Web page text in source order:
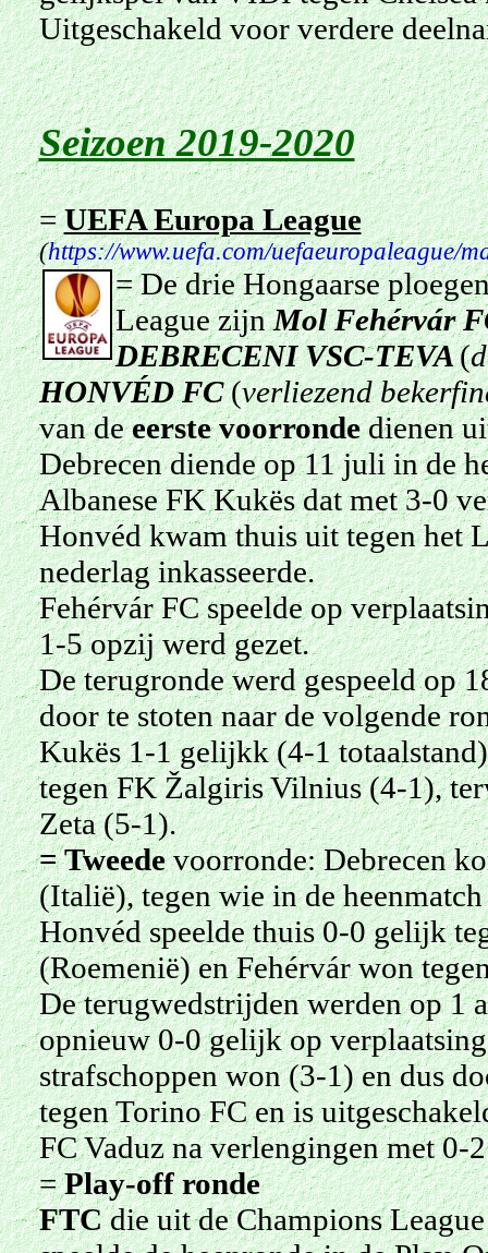
Uitgeschakeld voor verdere
Seizoen 2019-2020
=UEFA Europa League
(https://www.uefa.com/uefaeuropaleague/
= De drie Hongaarse
League zijnMol Fehérvár
DEBRECENI VSC-TEVA(
HONVÉD FC (verliezend
van deeerste voorrondedienen
Debrecen diende op 11 juli in de
Albanese FK Kukës dat met 3-0
Honvéd kwam thuis uit tegen het
nederlag inkasseerde.
Fehérvár FC speelde op
1-5 opzij werd gezet.
De terugronde werd gespeeld op
door te stoten naar de volgende
Kukës 1-1 gelijkk (4-1
tegen FK Žalgiris Vilnius (4-1),
Zeta (5-1).
= Tweedevoorronde: Debrecen
(Italië), tegen wie in de
Honvéd speelde thuis 0-0 gelijk
(Roemenië) en Fehérvár won
De terugwedstrijden werden op 1
opnieuw 0-0 gelijk op
strafschoppen won (3-1) en dus
tegen Torino FC en is
FC Vaduz na verlengingen met 0-
=Play-off ronde
FTCdie uit de Champions